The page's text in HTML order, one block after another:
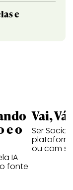
e
e o
IA
fonte
Vai,
Ser
ou com